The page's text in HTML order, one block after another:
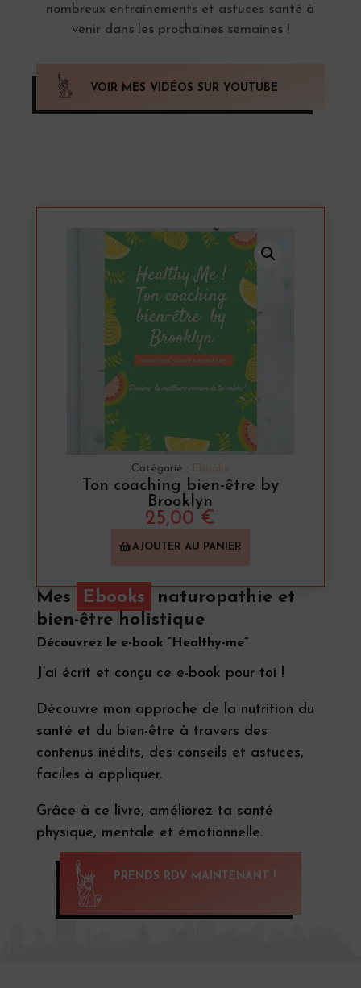
nombreux entraînements et astuces santé à
venir dans les prochaines semaines !
VOIR MES VIDÉOS SUR YOUTUBE
Catégorie :
Ton coaching bien-être by
Brooklyn
25,00 €
AJOUTER AU PANIER
Mes Ebooks
naturopathie et
bien-être holistique
Découvrez le e-book “Healthy-me”
J’ai écrit et conçu ce e-book pour toi !
Découvre mon approche de la nutrition du
santé et du bien-être à travers des
contenus inédits, des conseils et astuces,
faciles à appliquer.
Grâce à ce livre, améliorez ta santé
physique, mentale et émotionnelle.
PRENDS RDV MAINTENANT !